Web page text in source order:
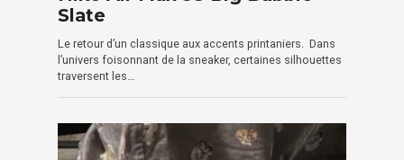
Slate
Le retour d’un classique aux accents printaniers. Dans
l’univers foisonnant de la sneaker, certaines silhouettes
traversent les…